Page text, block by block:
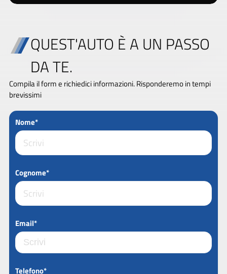
QUEST'AUTO È A UN PASSO
DA TE.
Compila il form e richiedici informazioni. Risponderemo in tempi
brevissimi
Nome*
Cognome*
Email*
Telefono*